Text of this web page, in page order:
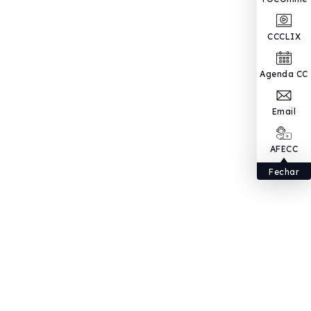
CCCLIX
Agenda CC
Email
AFECC
Fechar